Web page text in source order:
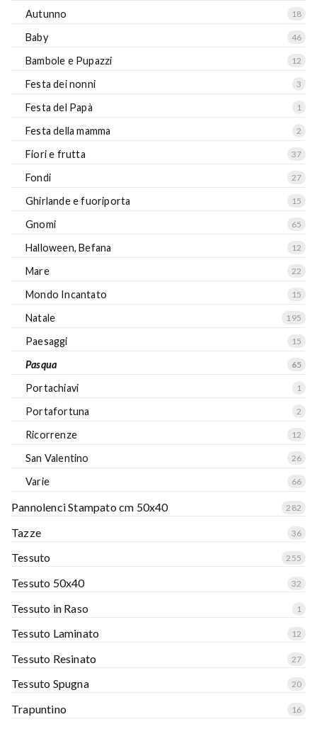
Autunno 18
Baby 46
Bambole e Pupazzi 12
Festa dei nonni 3
Festa del Papà 1
Festa della mamma 2
Fiori e frutta 37
Fondi 27
Ghirlande e fuoriporta 15
Gnomi 65
Halloween, Befana 12
Mare 22
Mondo Incantato 15
Natale 195
Paesaggi 15
Pasqua 65
Portachiavi 1
Portafortuna 2
Ricorrenze 12
San Valentino 26
Varie 66
Pannolenci Stampato cm 50x40 282
Tazze 36
Tessuto 255
Tessuto 50x40 32
Tessuto in Raso 1
Tessuto Laminato 12
Tessuto Resinato 27
Tessuto Spugna 20
Trapuntino 16